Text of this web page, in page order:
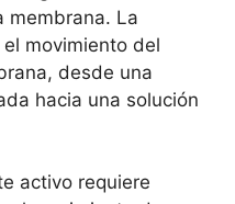
membrana. La⁣
movimiento del
desde⁤ una
hacia una solución
activo requiere